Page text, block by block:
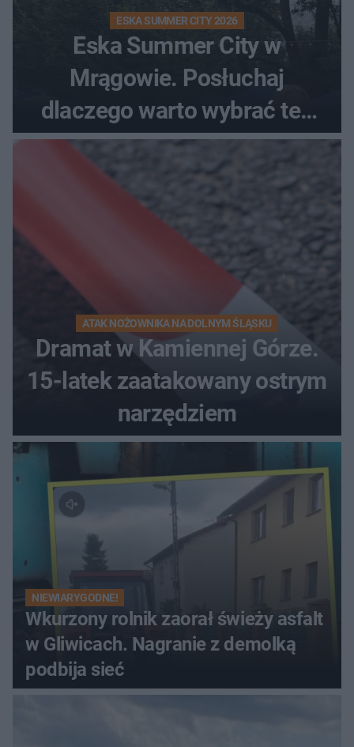
ESKA SUMMER CITY 2026
Eska Summer City w
Mrągowie. Posłuchaj
dlaczego warto wybrać ten
kierunek na urlop!
ATAK NOŻOWNIKA NA DOLNYM ŚLĄSKU
Dramat w Kamiennej Górze.
15-latek zaatakowany ostrym
narzędziem
NIEWIARYGODNE!
Wkurzony rolnik zaorał świeży asfalt
w Gliwicach. Nagranie z demolką
podbija sieć